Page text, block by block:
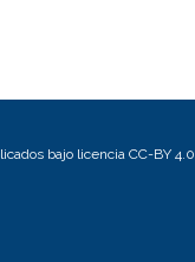
bajo licencia CC-BY 4.0